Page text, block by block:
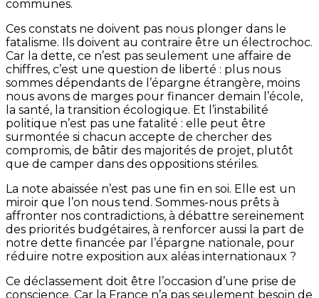
communes.
Ces constats ne doivent pas nous plonger dans le
fatalisme. Ils doivent au contraire être un électrochoc.
Car la dette, ce n’est pas seulement une affaire de
chiffres, c’est une question de liberté : plus nous
sommes dépendants de l’épargne étrangère, moins
nous avons de marges pour financer demain l’école,
la santé, la transition écologique. Et l’instabilité
politique n’est pas une fatalité : elle peut être
surmontée si chacun accepte de chercher des
compromis, de bâtir des majorités de projet, plutôt
que de camper dans des oppositions stériles.
La note abaissée n’est pas une fin en soi. Elle est un
miroir que l’on nous tend. Sommes-nous prêts à
affronter nos contradictions, à débattre sereinement
des priorités budgétaires, à renforcer aussi la part de
notre dette financée par l’épargne nationale, pour
réduire notre exposition aux aléas internationaux ?
Ce déclassement doit être l’occasion d’une prise de
conscience. Car la France n’a pas seulement besoin de